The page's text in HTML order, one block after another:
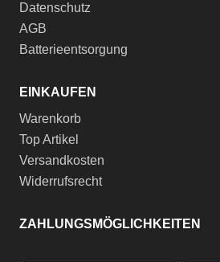
Datenschutz
AGB
Batterieentsorgung
EINKAUFEN
Warenkorb
Top Artikel
Versandkosten
Widerrufsrecht
ZAHLUNGSMÖGLICHKEITEN